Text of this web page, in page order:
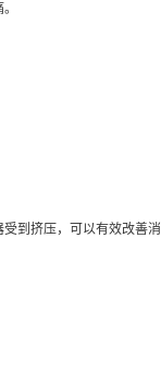
到挤压，可以有效改善消